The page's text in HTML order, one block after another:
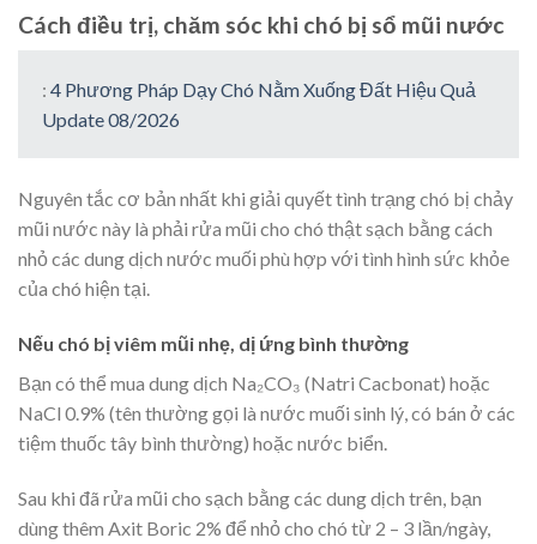
Cách điều trị, chăm sóc khi chó bị sổ mũi nước
: 4 Phương Pháp Dạy Chó Nằm Xuống Đất Hiệu Quả
Update 08/2026
Nguyên tắc cơ bản nhất khi giải quyết tình trạng chó bị chảy
mũi nước này là phải rửa mũi cho chó thật sạch bằng cách
nhỏ các dung dịch nước muối phù hợp với tình hình sức khỏe
của chó hiện tại.
Nếu chó bị viêm mũi nhẹ, dị ứng bình thường
Bạn có thể mua dung dịch Na₂CO₃ (Natri Cacbonat) hoặc
NaCl 0.9% (tên thường gọi là nước muối sinh lý, có bán ở các
tiệm thuốc tây bình thường) hoặc nước biển.
Sau khi đã rửa mũi cho sạch bằng các dung dịch trên, bạn
dùng thêm Axit Boric 2% để nhỏ cho chó từ 2 – 3 lần/ngày,